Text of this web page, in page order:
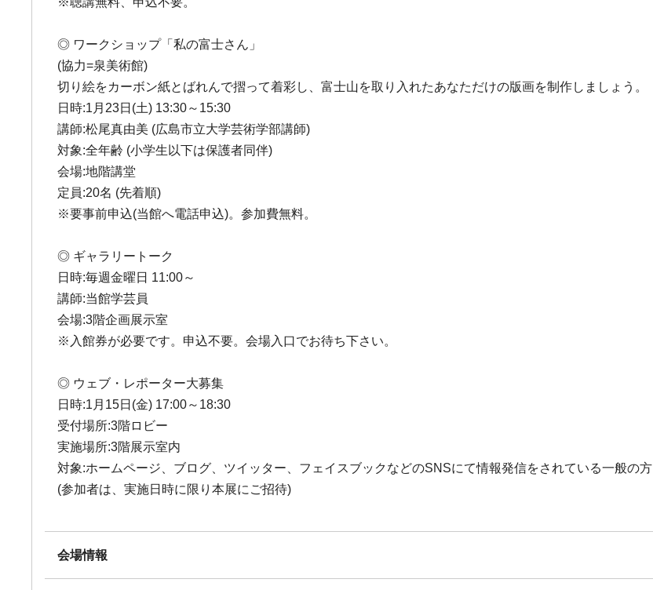
◎ ワークショップ「私の富士さん」
(協力=泉美術館)
切り絵をカーボン紙とばれんで摺って着彩し、富士山を取り入れたあなただけの版画を制作しましょう。
日時:1月23日(土) 13:30～15:30
講師:松尾真由美 (広島市立大学芸術学部講師)
対象:全年齢 (小学生以下は保護者同伴)
会場:地階講堂
定員:20名 (先着順)
※要事前申込(当館へ電話申込)。参加費無料。
◎ ギャラリートーク
日時:毎週金曜日 11:00～
講師:当館学芸員
会場:3階企画展示室
※入館券が必要です。申込不要。会場入口でお待ち下さい。
◎ ウェブ・レポーター大募集
日時:1月15日(金) 17:00～18:30
受付場所:3階ロビー
実施場所:3階展示室内
対象:ホームページ、ブログ、ツイッター、フェイスブックなどのSNSにて情報発信をされている一般の方
(参加者は、実施日時に限り本展にご招待)
会場情報